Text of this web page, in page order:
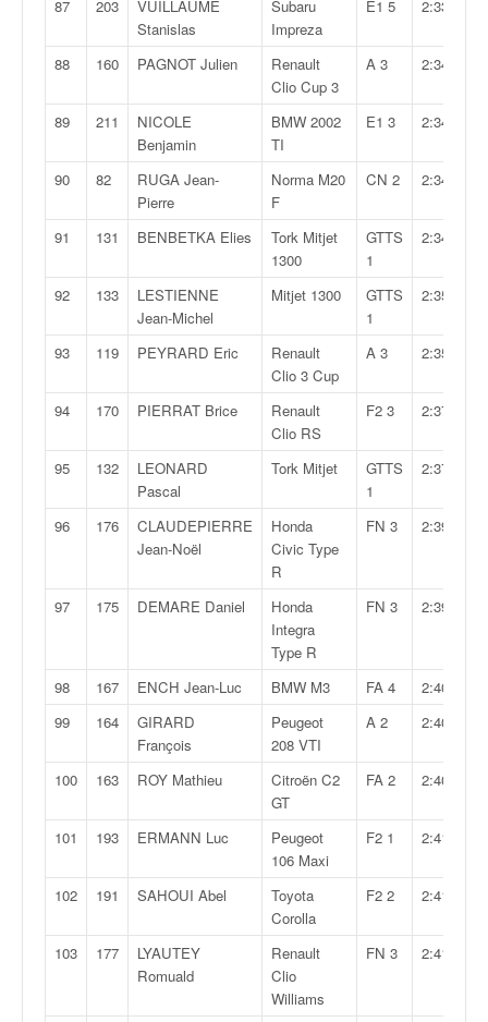
87 203
VUILLAUME
Stanislas
Subaru
Impreza
E1 5 2:33,860
88 160 PAGNOT Julien
Renault
Clio Cup 3
A 3 2:34,077
89 211
NICOLE
Benjamin
BMW 2002
TI
E1 3 2:34,609
90 82
RUGA Jean-
Pierre
Norma M20
F
CN 2 2:34,756
91 131 BENBETKA Elies
Tork Mitjet
1300
GTTS
1
2:34,862
92 133
LESTIENNE
Jean-Michel
Mitjet 1300
GTTS
1
2:35,628
93 119 PEYRARD Eric
Renault
Clio 3 Cup
A 3 2:35,788
94 170 PIERRAT Brice
Renault
Clio RS
F2 3 2:37,266
95 132
LEONARD
Pascal
Tork Mitjet
GTTS
1
2:37,756
96 176
CLAUDEPIERRE
Jean-Noël
Honda
Civic Type
R
FN 3 2:39,083
97 175 DEMARE Daniel
Honda
Integra
Type R
FN 3 2:39,756
98 167 ENCH Jean-Luc BMW M3 FA 4
2:40,094
99
164
GIRARD
François
Peugeot
208 VTI
A 2 2:40,413
100 163 ROY Mathieu
Citroën C2
GT
FA 2 2:40,593
101 193 ERMANN Luc
Peugeot
106 Maxi
F2 1 2:41,163
102 191 SAHOUI Abel
Toyota
Corolla
F2 2 2:41,558
103 177
LYAUTEY
Romuald
Renault
Clio
Williams
FN 3 2:41,946